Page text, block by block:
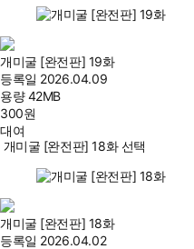
개미굴 [완전판] 19화
등록일 2026.04.09
용량42MB
300원
대여
개미굴 [완전판] 18화 선택
개미굴 [완전판] 18화
등록일 2026.04.02